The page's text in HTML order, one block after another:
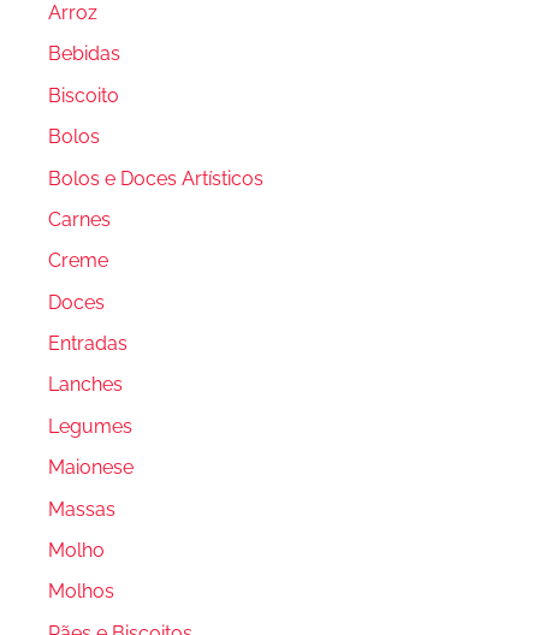
Arroz
Bebidas
Biscoito
Bolos
Bolos e Doces Artísticos
Carnes
Creme
Doces
Entradas
Lanches
Legumes
Maionese
Massas
Molho
Molhos